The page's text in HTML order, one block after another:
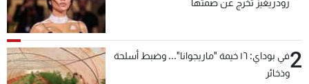
رودريغيز تخرج عن صمتها
2
في بوداي: ١٦ خيمة "ماريجوانا"... وضبط أسلحة
وذخائر